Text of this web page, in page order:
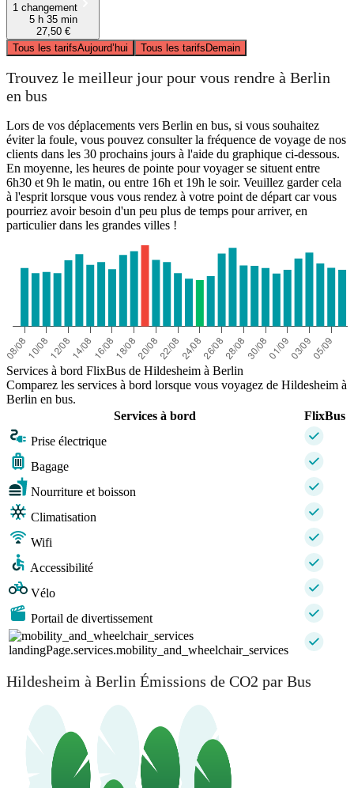
1 changement
5 h 35 min
27,50 €
Tous les tarifsAujourd’hui Tous les tarifsDemain
Trouvez le meilleur jour pour vous rendre à Berlin
en bus
Lors de vos déplacements vers Berlin en bus, si vous souhaitez
éviter la foule, vous pouvez consulter la fréquence de voyage de nos
clients dans les 30 prochains jours à l'aide du graphique ci-dessous.
En moyenne, les heures de pointe pour voyager se situent entre
6h30 et 9h le matin, ou entre 16h et 19h le soir. Veuillez garder cela
à l'esprit lorsque vous vous rendez à votre point de départ car vous
pourriez avoir besoin d'un peu plus de temps pour arriver, en
particulier dans les grandes villes !
Services à bord FlixBus de Hildesheim à Berlin
Comparez les services à bord lorsque vous voyagez de Hildesheim à
Berlin en bus.
Services à bord
FlixBus
Prise électrique
Bagage
Nourriture et boisson
Climatisation
Wifi
Accessibilité
Vélo
Portail de divertissement
landingPage.services.mobility_and_wheelchair_services
Hildesheim à Berlin Émissions de CO2 par Bus